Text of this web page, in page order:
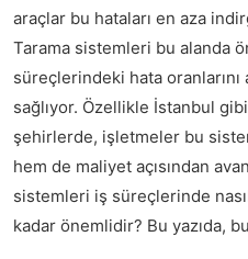
araçlar bu hataları en aza
Tarama sistemleri bu alanda
süreçlerindeki hata oranlarını
sağlıyor. Özellikle İstanbul
şehirlerde, işletmeler bu
hem de maliyet açısından
sistemleri iş süreçlerinde
kadar önemlidir? Bu yazıda,